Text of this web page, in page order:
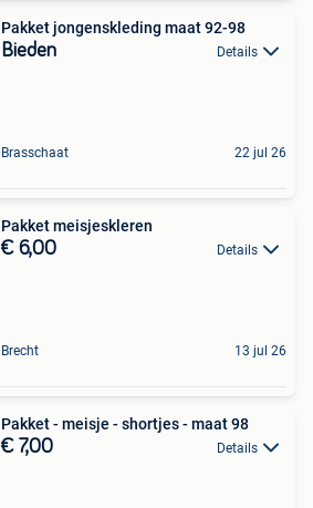
Pakket jongenskleding maat 92-98
Bieden Details
Brasschaat 22 jul 26
Pakket meisjeskleren
€ 6,00 Details
Brecht 13 jul 26
Pakket - meisje - shortjes - maat 98
€ 7,00 Details